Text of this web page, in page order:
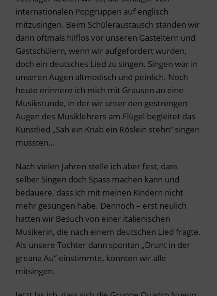
internationalen Popgruppen auf englisch
mitzusingen. Beim Schüleraustausch standen wir
dann oftmals hilflos vor unseren Gasteltern und
Gastschülern, wenn wir aufgefordert wurden,
doch ein deutsches Lied zu singen. Singen war in
unseren Augen altmodisch und peinlich. Noch
heute erinnere ich mich mit Grausen an eine
Musikstunde, in der wir unter den gestrengen
Augen des Musiklehrers am Flügel begleitet das
Kunstlied „Sah ein Knab ein Röslein stehn“ singen
mussten…
Nach vielen Jahren stelle ich aber fest, dass
selber Singen doch Spass machen kann und
bedauere, dass ich mit meinen Kindern nicht
mehr gesungen habe. Dennoch – erst neulich
hatten wir Besuch von einer italienischen
Musikerin, die nach einem deutschen Lied fragte.
Als unsere Tochter dann spontan „Drunt in der
greana Au“ einstimmte, konnten wir alle
mitsingen.